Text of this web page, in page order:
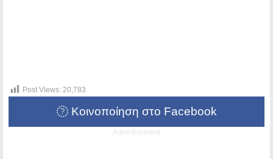
Post Views: 20,783
Κοινοποίηση στο Facebook
Advertisement